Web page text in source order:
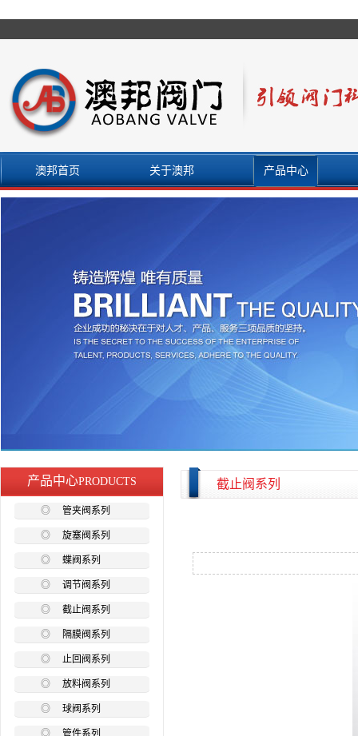
澳邦首页 关于澳邦 产品中心
产品中心PRODUCTS
◎ 管夹阀系列
◎ 旋塞阀系列
◎ 蝶阀系列
◎ 调节阀系列
◎ 截止阀系列
◎ 隔膜阀系列
◎ 止回阀系列
◎ 放料阀系列
◎ 球阀系列
◎ 管件系列
截止阀系列